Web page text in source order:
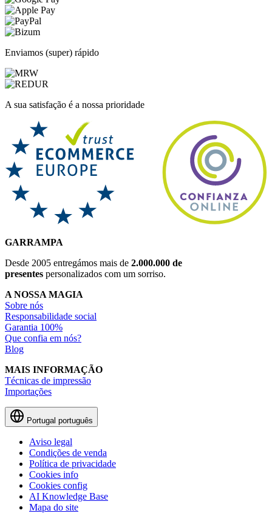
Enviamos (super) rápido
A sua satisfação é a nossa prioridade
GARRAMPA
Desde 2005 entregámos mais de 2.000.000 de
presentes personalizados com um sorriso.
A NOSSA MAGIA
Sobre nós
Responsabilidade social
Garantia 100%
Que confia em nós?
Blog
MAIS INFORMAÇÃO
Técnicas de impressão
Importações
Portugal português
Aviso legal
Condições de venda
Política de privacidade
Cookies info
Cookies config
AI Knowledge Base
Mapa do site